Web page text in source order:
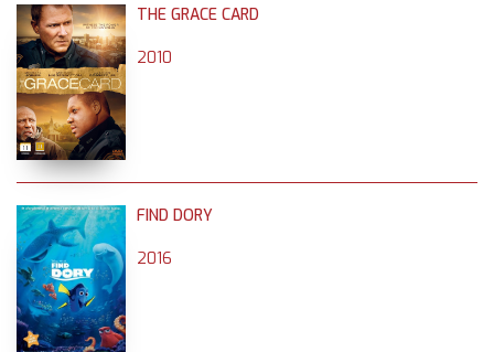
THE GRACE CARD
2010
FIND DORY
2016